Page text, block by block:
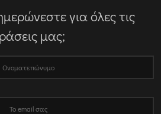
για όλες τις
μας;